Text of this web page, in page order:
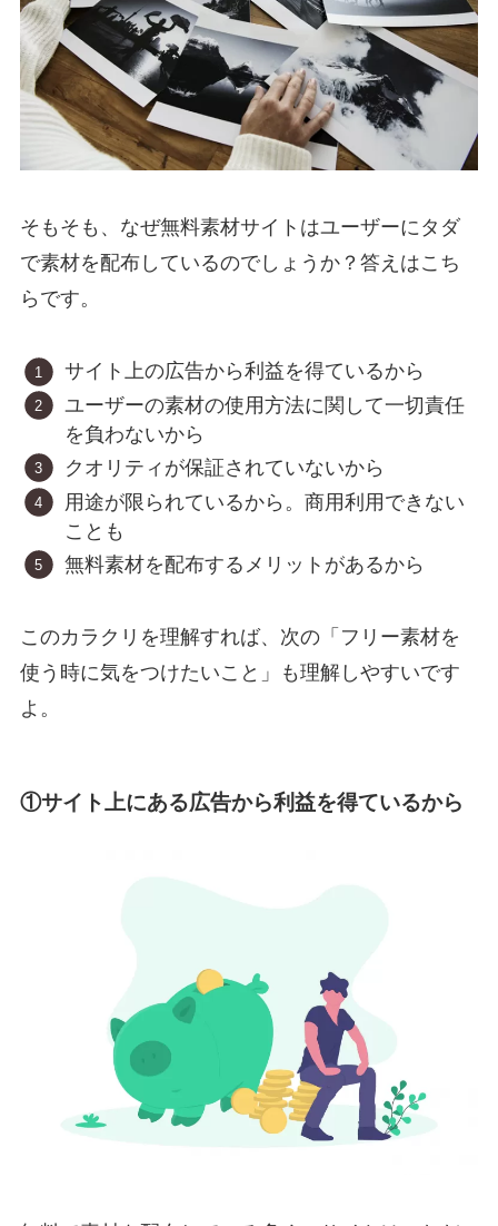
そもそも、なぜ無料素材サイトはユーザーにタダ
で素材を配布しているのでしょうか？答えはこち
らです。
サイト上の広告から利益を得ているから
ユーザーの素材の使用方法に関して一切責任
を負わないから
クオリティが保証されていないから
用途が限られているから。商用利用できない
ことも
無料素材を配布するメリットがあるから
このカラクリを理解すれば、次の「フリー素材を
使う時に気をつけたいこと」も理解しやすいです
よ。
①サイト上にある広告から利益を得ているから